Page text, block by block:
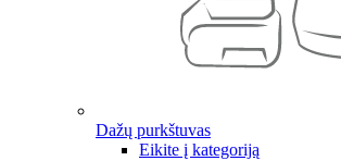
Dažų purkštuvas
Eikite į kategoriją